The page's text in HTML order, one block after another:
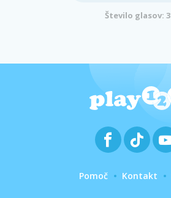
Število glasov: 3
Pomoč Kontakt